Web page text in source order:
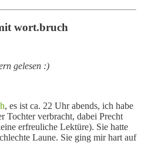
wort.bruch
gelesen :)
, es ist ca. 22 Uhr abends, ich habe
Tochter verbracht, dabei Precht
erfreuliche Lektüre). Sie hatte
Laune. Sie ging mir hart auf